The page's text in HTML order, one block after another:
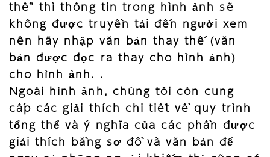
thế" thì thông tin trong hình ảnh sẽ
không được truyền tải đến người xem
nên hãy nhập văn bản thay thế (văn
bản được đọc ra thay cho hình ảnh)
cho hình ảnh. .
Ngoài hình ảnh, chúng tôi còn cung
cấp các giải thích chi tiết về quy trình
tổng thể và ý nghĩa của các phần được
giải thích bằng sơ đồ và văn bản để